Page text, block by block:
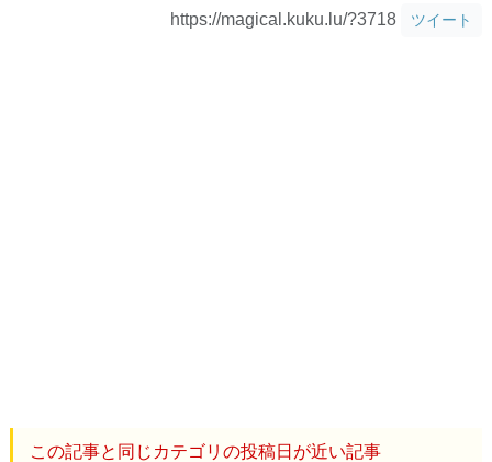
https://magical.kuku.lu/?3718 ツイート
この記事と同じカテゴリの投稿日が近い記事